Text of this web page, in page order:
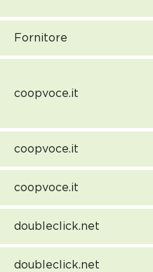
Fornitore
coopvoce.it
coopvoce.it
coopvoce.it
doubleclick.net
doubleclick.net